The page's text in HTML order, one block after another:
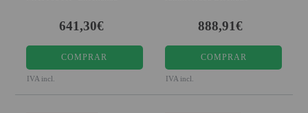
641,30€
COMPRAR
IVA incl.
888,91€
COMPRAR
IVA incl.